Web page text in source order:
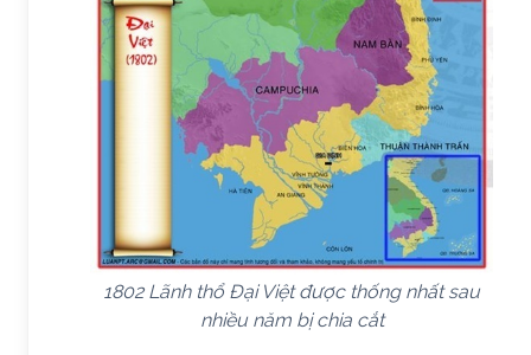
1802 Lãnh thổ Đại Việt được thống nhất sau
nhiều năm bị chia cắt